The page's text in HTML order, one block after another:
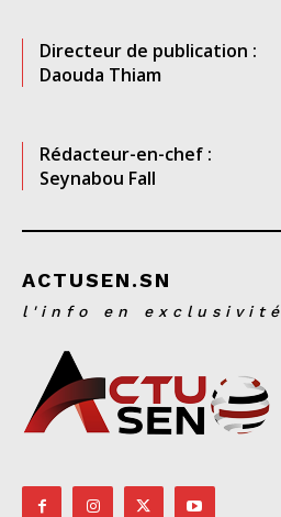
Directeur de publication :
Daouda Thiam
Rédacteur-en-chef :
Seynabou Fall
ACTUSEN.SN
l'info en exclusivité